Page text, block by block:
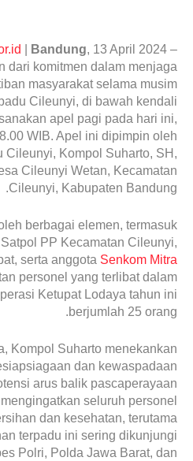
Bandung, 13 April 2024 –
dari komitmen dalam menjaga
masyarakat selama musim
Cileunyi, di bawah kendali
apel pagi pada hari ini,
WIB. Apel ini dipimpin oleh
Cileunyi, Kompol Suharto, SH,
Cileunyi Wetan, Kecamatan
Cileunyi, Kabupaten Bandung.
berbagai elemen, termasuk
PP Kecamatan Cileunyi,
serta anggota Senkom Mitra
personel yang terlibat dalam
Ketupat Lodaya tahun ini
berjumlah 25 orang.
Kompol Suharto menekankan
dan kewaspadaan
arus balik pascaperayaan
seluruh personel
dan kesehatan, terutama
terpadu ini sering dikunjungi
Polri, Polda Jawa Barat, dan